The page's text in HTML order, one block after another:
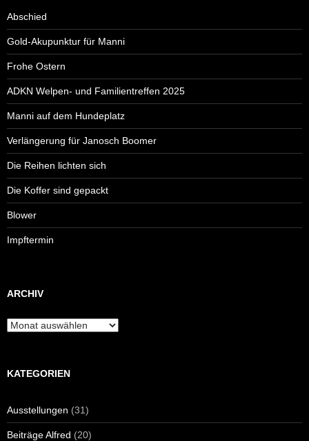
Abschied
Gold-Akupunktur für Manni
Frohe Ostern
ADKN Welpen- und Familientreffen 2025
Manni auf dem Hundeplatz
Verlängerung für Janosch Boomer
Die Reihen lichten sich
Die Koffer sind gepackt
Blower
Impftermin
ARCHIV
Archiv
KATEGORIEN
Ausstellungen (31)
Beiträge Alfred (20)